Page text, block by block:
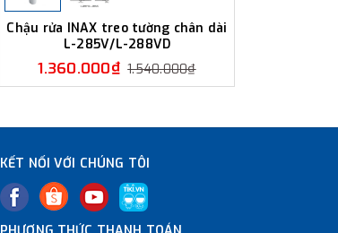
Chậu rửa INAX treo tường chân dài
L-285V/L-288VD
1.360.000₫ 1.540.000₫
KẾT NỐI VỚI CHÚNG TÔI